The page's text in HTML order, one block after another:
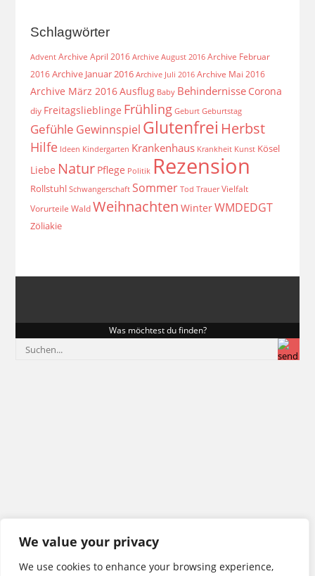
We value your privacy
We use cookies to enhance your browsing experience,
Schlagwörter
Advent Archive April 2016 Archive August 2016 Archive Februar
2016 Archive Januar 2016 Archive Juli 2016 Archive Mai 2016
Archive März 2016Ausflug Baby Behindernisse Corona
diy Freitagslieblinge Frühling Geburt Geburtstag
Gefühle Gewinnspiel Glutenfrei Herbst
Hilfe Ideen Kindergarten Krankenhaus Krankheit Kunst Kösel
Liebe Natur Pflege Politik Rezension
Rollstuhl Schwangerschaft Sommer Tod Trauer Vielfalt
Vorurteile Wald Weihnachten WinterWMDEDGT
Zöliakie
Was möchtest du finden?